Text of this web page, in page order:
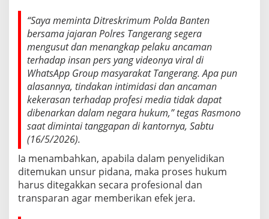
“Saya meminta Ditreskrimum Polda Banten
bersama jajaran Polres Tangerang segera
mengusut dan menangkap pelaku ancaman
terhadap insan pers yang videonya viral di
WhatsApp Group masyarakat Tangerang. Apa pun
alasannya, tindakan intimidasi dan ancaman
kekerasan terhadap profesi media tidak dapat
dibenarkan dalam negara hukum,” tegas Rasmono
saat dimintai tanggapan di kantornya, Sabtu
(16/5/2026).
Ia menambahkan, apabila dalam penyelidikan
ditemukan unsur pidana, maka proses hukum
harus ditegakkan secara profesional dan
transparan agar memberikan efek jera.